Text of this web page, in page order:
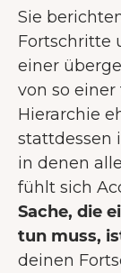
Sie
Fortschritte
einer
von so
Hierarchie
stattdessen
in denen
fühlt sich
Sache, die
tun muss,
deinen